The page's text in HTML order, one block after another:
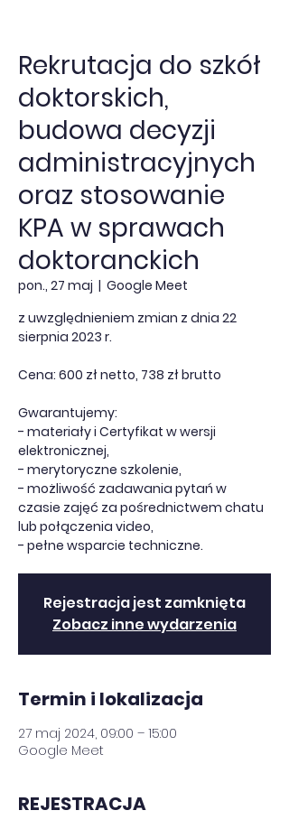
Rekrutacja do szkół
doktorskich,
budowa decyzji
administracyjnych
oraz stosowanie
KPA w sprawach
doktoranckich
pon., 27 maj
  |
Google Meet
z uwzględnieniem zmian z dnia 22
sierpnia 2023 r.
Cena: 600 zł netto, 738 zł brutto
Gwarantujemy:
- materiały i Certyfikat w wersji
elektronicznej,
- merytoryczne szkolenie,
- możliwość zadawania pytań w
czasie zajęć za pośrednictwem chatu
lub połączenia video,
- pełne wsparcie techniczne.
Rejestracja jest zamknięta
Zobacz inne wydarzenia
Termin i lokalizacja
27 maj 2024, 09:00 – 15:00
Google Meet
REJESTRACJA